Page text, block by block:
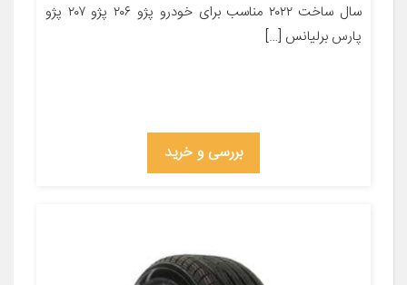
سال ساخت ۲۰۲۲ مناسب برای خودرو پژو ۲۰۶ پژو ۲۰۷ پژو
پارس برلیانس […]
بررسی و خرید